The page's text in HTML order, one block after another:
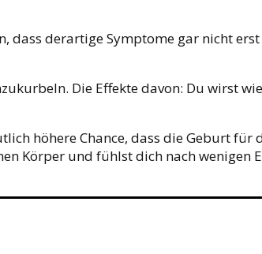
derartige Symptome gar nicht
Die Effekte davon: Du wirst
höhere Chance, dass die Geburt
Körper und fühlst dich nach